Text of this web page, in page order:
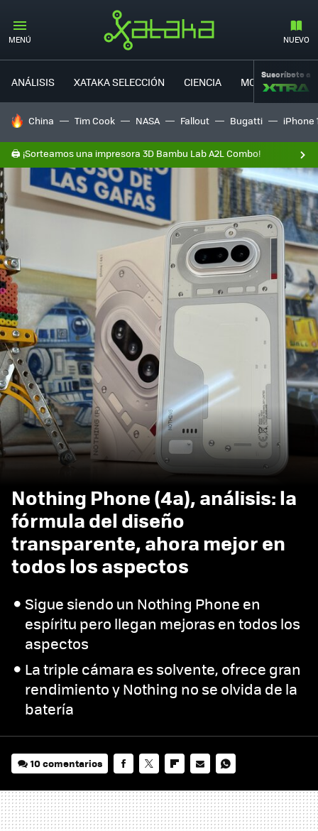
MENÚ NUEVO
ANÁLISIS XATAKA SELECCIÓN CIENCIA MOVILIDAD
Suscríbete a
HOY SE HABLA DE
China Tim Cook NASA Fallout Bugatti iPhone
🖨️ ¡Sorteamos una impresora 3D Bambu Lab A2L Combo!
Nothing Phone (4a), análisis: la
fórmula del diseño
transparente, ahora mejor en
todos los aspectos
Sigue siendo un Nothing Phone en
espíritu pero llegan mejoras en todos los
aspectos
La triple cámara es solvente, ofrece gran
rendimiento y Nothing no se olvida de la
batería
10 comentarios
MAIL